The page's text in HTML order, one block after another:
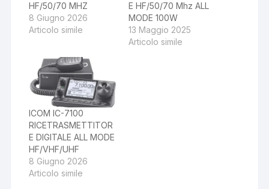
HF/50/70 MHZ
8 Giugno 2026
Articolo simile
E HF/50/70 Mhz ALL
MODE 100W
13 Maggio 2025
Articolo simile
ICOM IC-7100
RICETRASMETTITOR
E DIGITALE ALL MODE
HF/VHF/UHF
8 Giugno 2026
Articolo simile